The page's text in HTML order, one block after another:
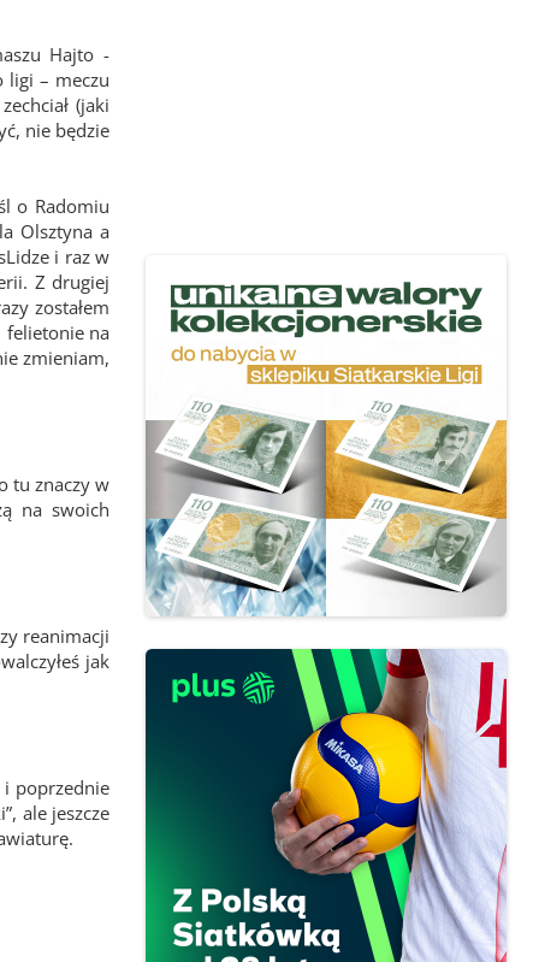
Hajto -
ligi – meczu
(jaki
nie będzie
o Radomiu
Olsztyna a
i raz w
Z drugiej
zostałem
felietonie na
zmieniam,
tu znaczy w
na swoich
reanimacji
jak
poprzednie
ale jeszcze